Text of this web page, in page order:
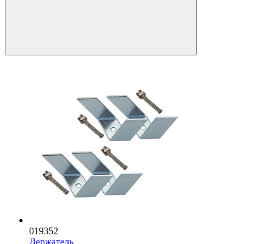
019352
Держатель